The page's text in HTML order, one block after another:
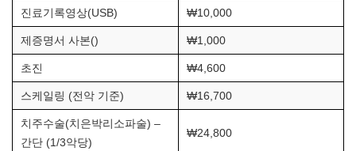
진료기록영상(USB) ₩10,000
제증명서 사본() ₩1,000
초진 ₩4,600
스케일링 (전악 기준) ₩16,700
치주수술(치은박리소파술) –
간단 (1/3악당)
₩24,800